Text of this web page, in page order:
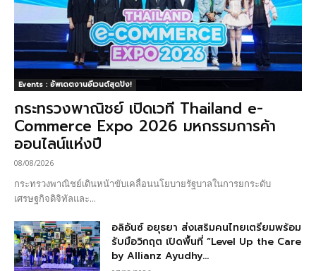
Events : อัพเดตงานอีเวนต์สุดปัง!
กระทรวงพาณิชย์ เปิดเวที Thailand e-
Commerce Expo 2026 มหกรรมการค้า
ออนไลน์แห่งปี
08/08/2026
กระทรวงพาณิชย์เดินหน้าขับเคลื่อนนโยบายรัฐบาลในการยกระดับ
เศรษฐกิจดิจิทัลและ...
อลิอันซ์ อยุธยา ส่งเสริมคนไทยเตรียมพร้อม
รับมือวิกฤต เปิดพื้นที่ “Level Up the Care
by Allianz Ayudhy...